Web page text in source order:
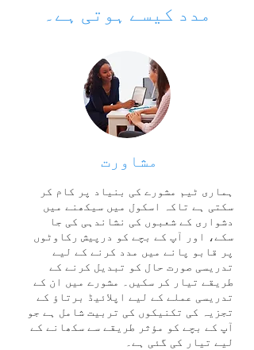
مدد کیسے ہوتی ہے۔
مشاورت
ہماری ٹیم مشورے کی بنیاد پر کام کر
سکتی ہے تاکہ اسکول میں سیکھنے میں
دشواری کے شعبوں کی نشاندہی کی جا
سکے، اور آپ کے بچے کو درپیش رکاوٹوں
پر قابو پانے میں مدد کرنے کے لیے
تدریسی صورت حال کو تبدیل کرنے کے
طریقے تیار کر سکیں۔ مشورے میں ان کے
تدریسی عملے کے لیے اپلائیڈ برتاؤ کے
تجزیہ کی تکنیکوں کی تربیت شامل ہے جو
آپ کے بچے کو مؤثر طریقے سے سکھانے کے
لیے تیار کی گئی ہے۔